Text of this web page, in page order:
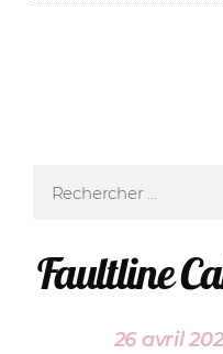
Faultline
26 avril